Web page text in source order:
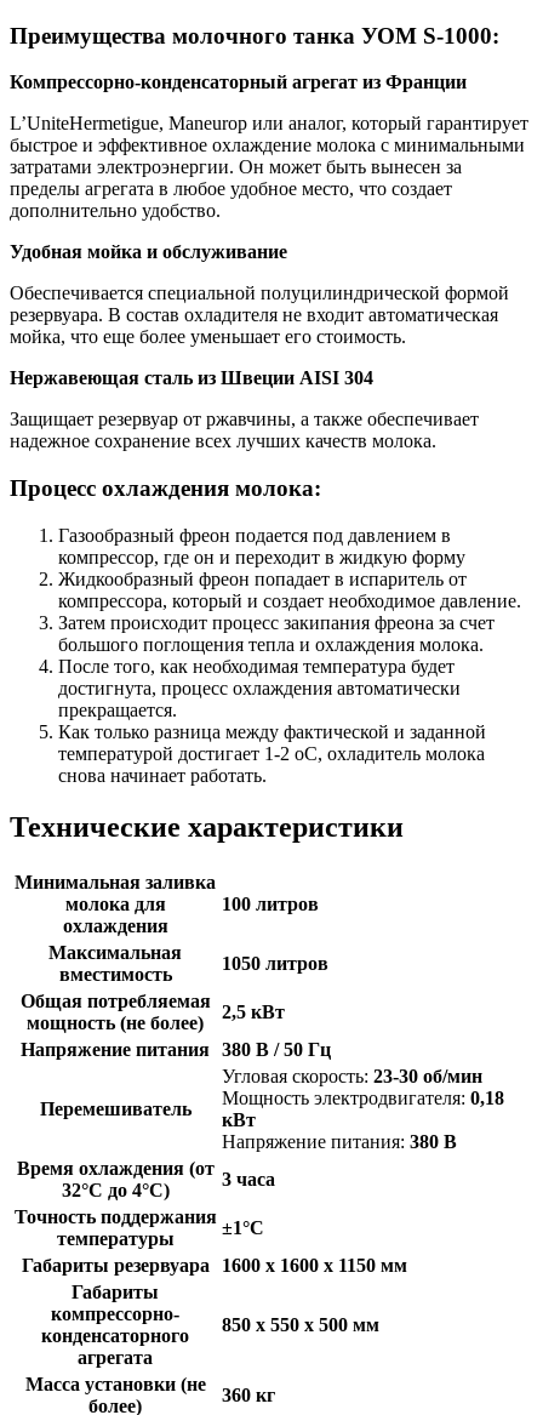
Преимущества молочного танка УОМ S-1000:
Компрессорно-конденсаторный агрегат из Франции
L’UniteHermetigue, Maneurop или аналог, который гарантирует
быстрое и эффективное охлаждение молока с минимальными
затратами электроэнергии. Он может быть вынесен за
пределы агрегата в любое удобное место, что создает
дополнительно удобство.
Удобная мойка и обслуживание
Обеспечивается специальной полуцилиндрической формой
резервуара. В состав охладителя не входит автоматическая
мойка, что еще более уменьшает его стоимость.
Нержавеющая сталь из Швеции AISI 304
Защищает резервуар от ржавчины, а также обеспечивает
надежное сохранение всех лучших качеств молока.
Процесс охлаждения молока:
Газообразный фреон подается под давлением в
компрессор, где он и переходит в жидкую форму
Жидкообразный фреон попадает в испаритель от
компрессора, который и создает необходимое давление.
Затем происходит процесс закипания фреона за счет
большого поглощения тепла и охлаждения молока.
После того, как необходимая температура будет
достигнута, процесс охлаждения автоматически
прекращается.
Как только разница между фактической и заданной
температурой достигает 1-2 оС, охладитель молока
снова начинает работать.
Технические характеристики
Минимальная заливка
молока для
охлаждения
100 литров
Максимальная
вместимость
1050 литров
Общая потребляемая
мощность (не более)
2,5 кВт
Напряжение питания 380 В / 50 Гц
Перемешиватель
Угловая скорость: 23-30 об/мин
Мощность электродвигателя: 0,18
кВт
Напряжение питания: 380 В
Время охлаждения (от
32°C до 4°C)
3 часа
Точность поддержания
температуры
±1°C
Габариты резервуара
1600 х 1600 х 1150 мм
Габариты
компрессорно-
конденсаторного
агрегата
850 х 550 х 500 мм
Масса установки (не
более)
360 кг